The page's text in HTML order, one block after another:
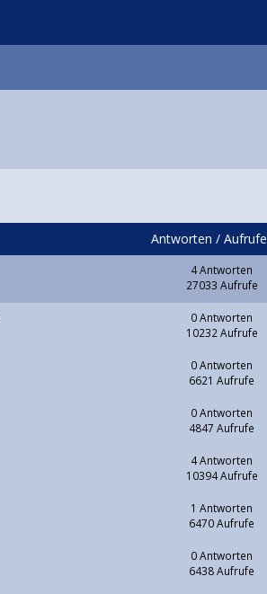
Antworten / Aufrufe
4 Antworten
27033 Aufrufe
0 Antworten
10232 Aufrufe
0 Antworten
6621 Aufrufe
0 Antworten
4847 Aufrufe
4 Antworten
10394 Aufrufe
1 Antworten
6470 Aufrufe
0 Antworten
6438 Aufrufe